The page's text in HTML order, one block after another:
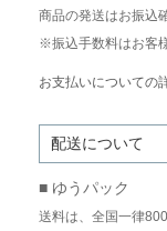
商品の発送はお振込
※振込手数料はお客
お支払いについての
配送について
■ ゆうパック
送料は、全国一律